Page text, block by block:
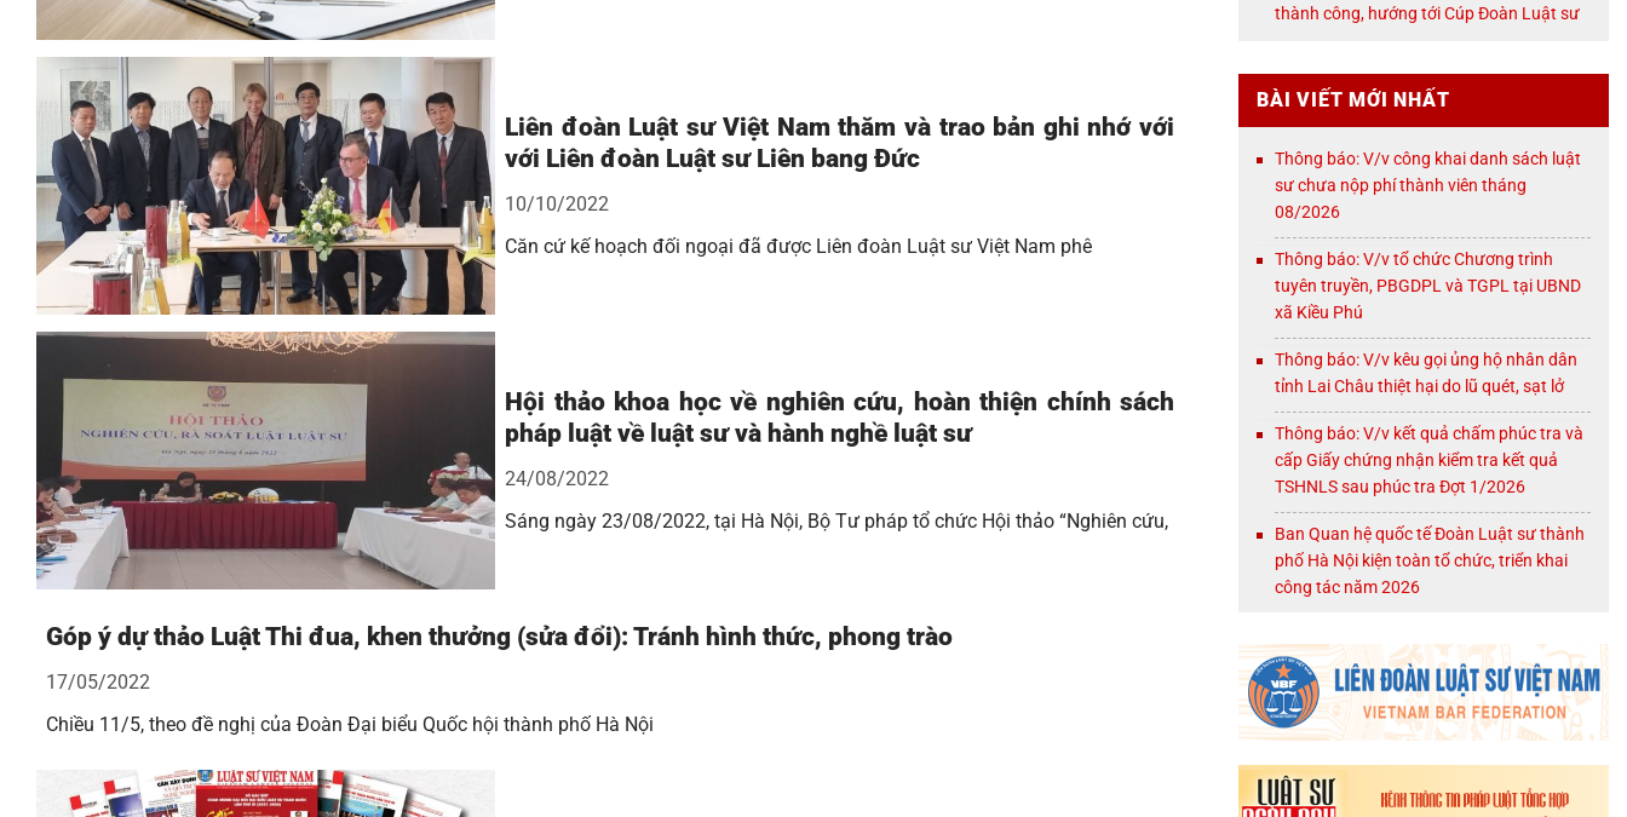
Liên đoàn Luật sư Việt Nam thăm và trao bản ghi nhớ với
với Liên đoàn Luật sư Liên bang Đức
10/10/2022
Căn cứ kế hoạch đối ngoại đã được Liên đoàn Luật sư Việt Nam phê
Hội thảo khoa học về nghiên cứu, hoàn thiện chính sách
pháp luật về luật sư và hành nghề luật sư
24/08/2022
Sáng ngày 23/08/2022, tại Hà Nội, Bộ Tư pháp tổ chức Hội thảo “Nghiên cứu,
Góp ý dự thảo Luật Thi đua, khen thưởng (sửa đổi): Tránh hình thức, phong trào
17/05/2022
Chiều 11/5, theo đề nghị của Đoàn Đại biểu Quốc hội thành phố Hà Nội
thành công, hướng tới Cúp Đoàn Luật sư
BÀI VIẾT MỚI NHẤT
Thông báo: V/v công khai danh sách luật
sư chưa nộp phí thành viên tháng
08/2026
Thông báo: V/v tổ chức Chương trình
tuyên truyền, PBGDPL và TGPL tại UBND
xã Kiều Phú
Thông báo: V/v kêu gọi ủng hộ nhân dân
tỉnh Lai Châu thiệt hại do lũ quét, sạt lở
Thông báo: V/v kết quả chấm phúc tra và
cấp Giấy chứng nhận kiểm tra kết quả
TSHNLS sau phúc tra Đợt 1/2026
Ban Quan hệ quốc tế Đoàn Luật sư thành
phố Hà Nội kiện toàn tổ chức, triển khai
công tác năm 2026